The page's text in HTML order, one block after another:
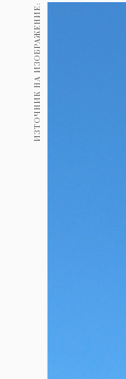
Пътувай
Здраве
Gentlemen
ИЗТОЧНИК НА ИЗОБРАЖЕНИЕ: